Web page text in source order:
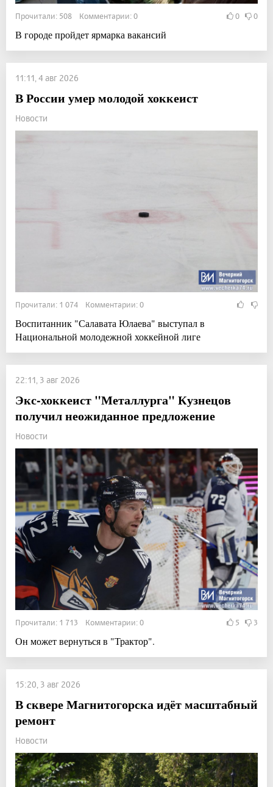
Прочитали: 508 Комментарии: 0 0 0
В городе пройдет ярмарка вакансий
11:11, 4 авг 2026
В России умер молодой хоккеист
Новости
Прочитали: 1 074 Комментарии: 0
Воспитанник "Салавата Юлаева" выступал в
Национальной молодежной хоккейной лиге
22:11, 3 авг 2026
Экс-хоккеист "Металлурга" Кузнецов
получил неожиданное предложение
Новости
Прочитали: 1 713 Комментарии: 0 5 3
Он может вернуться в "Трактор".
15:20, 3 авг 2026
В сквере Магнитогорска идёт масштабный
ремонт
Новости